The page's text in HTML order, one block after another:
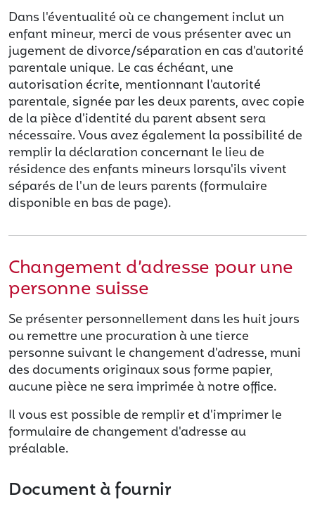
Dans l'éventualité où ce changement inclut un
enfant mineur, merci de vous présenter avec un
jugement de divorce/séparation en cas d'autorité
parentale unique. Le cas échéant, une
autorisation écrite, mentionnant l'autorité
parentale, signée par les deux parents, avec copie
de la pièce d'identité du parent absent sera
nécessaire. Vous avez également la possibilité de
remplir la déclaration concernant le lieu de
résidence des enfants mineurs lorsqu'ils vivent
séparés de l'un de leurs parents (formulaire
disponible en bas de page).
Changement d’adresse pour une
personne suisse
Se présenter personnellement dans les huit jours
ou remettre une procuration à une tierce
personne suivant le changement d'adresse, muni
des documents originaux sous forme papier,
aucune pièce ne sera imprimée à notre office.
Il vous est possible de remplir et d'imprimer le
formulaire de changement d'adresse au
préalable.
Document à fournir